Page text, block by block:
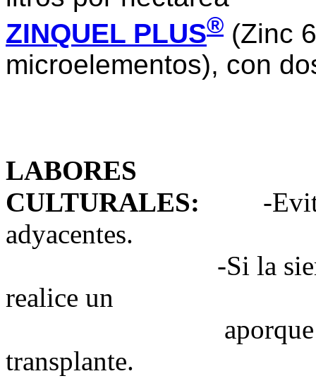
ZINQUEL PLUS® (Zinc
microelementos), con
LABORES
CULTURALES:
-Evite
adyacentes.
-Si la siembra es
realice un
aporque a los 35
transplante.